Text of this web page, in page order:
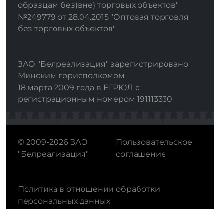
образцам без(вне) торговых объектов"
№249779 от 28.04.2015 "Оптовая торговля
без торговых объектов"
ЗАО "Белреализация" зарегистрировано
Минским горисполкомом
18 марта 2009 года в ЕГРЮЛ с
регистрационным номером 191113330
© 2009-2026 ЗАО
"Белреализация"
Пользовательское
соглашение
Политика в отношении обработки
персональных данных